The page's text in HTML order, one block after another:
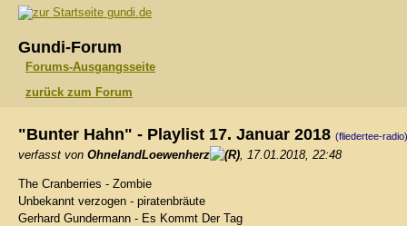
gundi.de
Gundi-Forum
Forums-Ausgangsseite
zurück zum Forum
"Bunter Hahn" - Playlist 17. Januar 2018 (fliedertee-radio)
verfasst von OhnelandLoewenherz , 17.01.2018, 22:48
The Cranberries - Zombie
Unbekannt verzogen - piratenbräute
Gerhard Gundermann - Es Kommt Der Tag